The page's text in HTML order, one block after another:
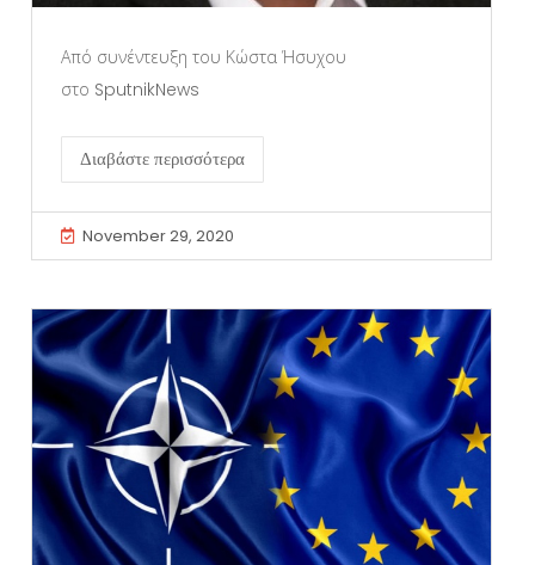
Από συνέντευξη του Κώστα Ήσυχου
στο SputnikNews
Διαβάστε περισσότερα
November 29, 2020